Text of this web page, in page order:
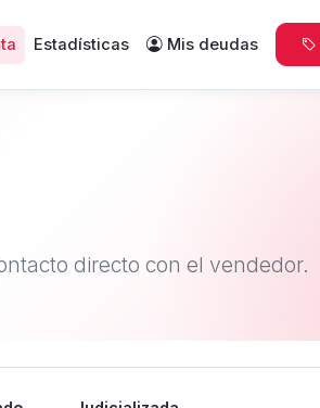
Estadísticas Mis deudas
directo con el vendedor.